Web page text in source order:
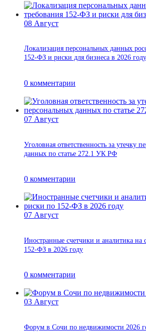
08 Август
Локализация персональных данных
152-ФЗ и риски для бизнеса в 2026 году
0 комментарии
07 Август
Уголовная ответственность за утечку
данных по статье 272.1 УК РФ
0 комментарии
07 Август
Иностранные счетчики и аналитика на
152-ФЗ в 2026 году
0 комментарии
03 Август
Форум в Сочи по недвижимости 2026